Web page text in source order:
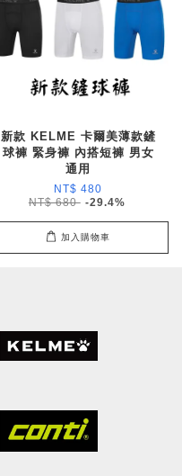
新款 KELME 卡爾美薄款鏟
球褲 緊身褲 內搭短褲 男女
通用
NT$ 480
NT$ 680 -29.4%
加入購物車